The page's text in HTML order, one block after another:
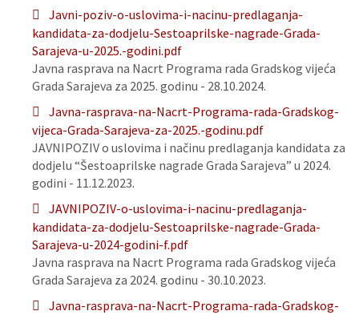
Javni-poziv-o-uslovima-i-nacinu-predlaganja-
kandidata-za-dodjelu-Sestoaprilske-nagrade-Grada-
Sarajeva-u-2025.-godini.pdf
Javna rasprava na Nacrt Programa rada Gradskog vijeća
Grada Sarajeva za 2025. godinu - 28.10.2024.
Javna-rasprava-na-Nacrt-Programa-rada-Gradskog-
vijeca-Grada-Sarajeva-za-2025.-godinu.pdf
JAVNIPOZIV o uslovima i načinu predlaganja kandidata za
dodjelu “Šestoaprilske nagrade Grada Sarajeva” u 2024.
godini - 11.12.2023.
JAVNIPOZIV-o-uslovima-i-nacinu-predlaganja-
kandidata-za-dodjelu-Sestoaprilske-nagrade-Grada-
Sarajeva-u-2024-godini-f.pdf
Javna rasprava na Nacrt Programa rada Gradskog vijeća
Grada Sarajeva za 2024. godinu - 30.10.2023.
Javna-rasprava-na-Nacrt-Programa-rada-Gradskog-